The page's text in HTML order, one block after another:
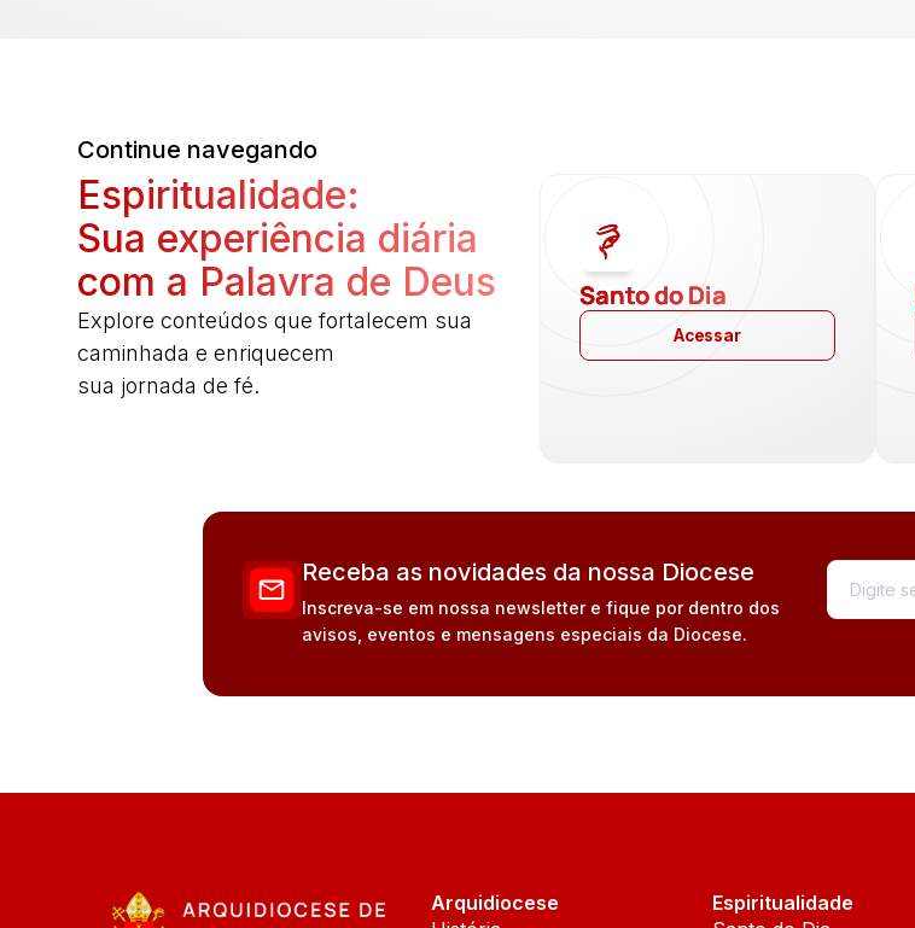
Continue navegando
Espiritualidade:
Sua experiência diária
com a Palavra de Deus
Explore conteúdos que fortalecem sua
caminhada e enriquecem
sua jornada de fé.
Santo do Dia
Acessar
Receba as novidades da nossa Diocese
Inscreva-se em nossa newsletter e fique por dentro dos
avisos, eventos e mensagens especiais da Diocese.
Arquidiocese
Espiritualidade